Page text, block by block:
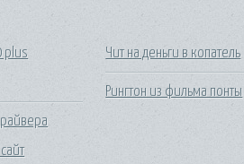
plus
Чит на деньги в копатель
Рингтон из фильма понты